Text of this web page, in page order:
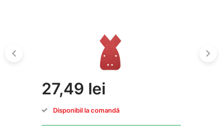
27,49 lei
Disponibil la comandă